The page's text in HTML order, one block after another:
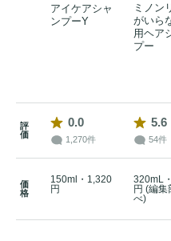
アイケアシャ
ンプーY
ミノン
がいら
用ヘア
プー
評
価
0.0
1,270件
5.6
54件
価
格
150ml・1,320
円
320mL
円 (編集
べ)